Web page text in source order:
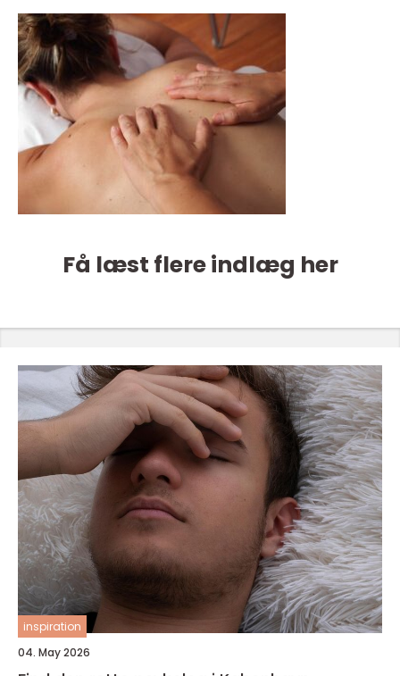
Få læst flere indlæg her
inspiration
04. May 2026